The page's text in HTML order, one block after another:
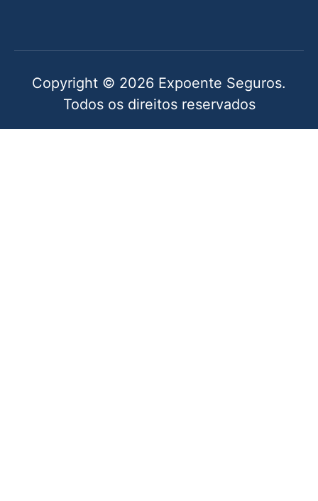
Copyright © 2026 Expoente Seguros.
Todos os direitos reservados